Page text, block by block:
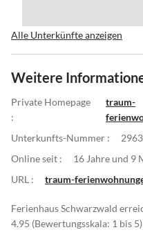
Alle Unterkünfte anzeigen
Weitere
Private Homepage
:
traum-
Unterkunfts-Nummer :
Online seit :
16 Jahre und 9
URL :
traum-
Ferienhaus Schwarzwald
4.95 (Bewertungsskala: 1 bis